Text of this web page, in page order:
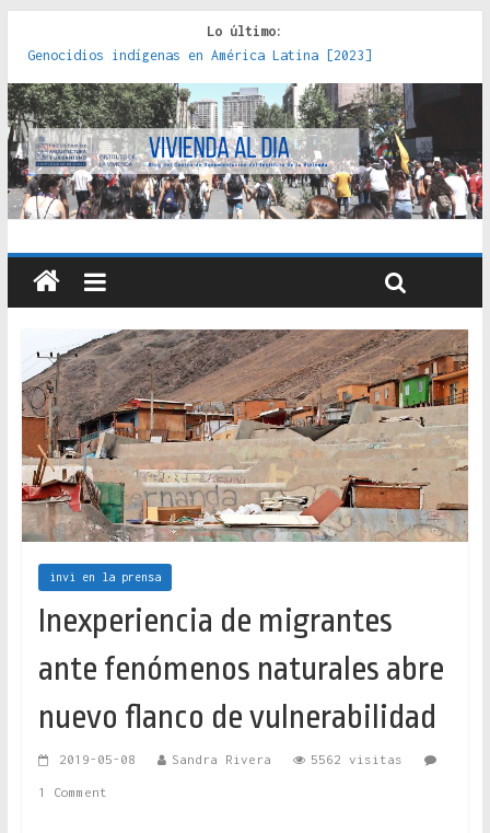
Lo último:
Genocidios indígenas en América Latina [2023]
Estudios sobre la espacialización de los Estados :
políticas, prácticas y representaciones [2022]
Donde el pedernal choca con el acero : hacia una teoría
crítica de las fronteras latinoamericanas [2020]
Criterios técnicos para una vivienda adecuada [2019]
Red de consultorios de la Caja del Seguro Obrero en
Santiago : un patrimonio emblemático [2014]
invi en la prensa
Inexperiencia de migrantes
ante fenómenos naturales abre
nuevo flanco de vulnerabilidad
2019-05-08 Sandra Rivera 5562 visitas
1 Comment